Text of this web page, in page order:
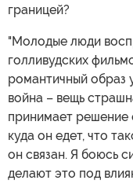
границей?
"Молодые люди
голливудских
романтичный образ
война – вещь
принимает решение
куда он едет, что
он связан. Я боюсь
делают это под